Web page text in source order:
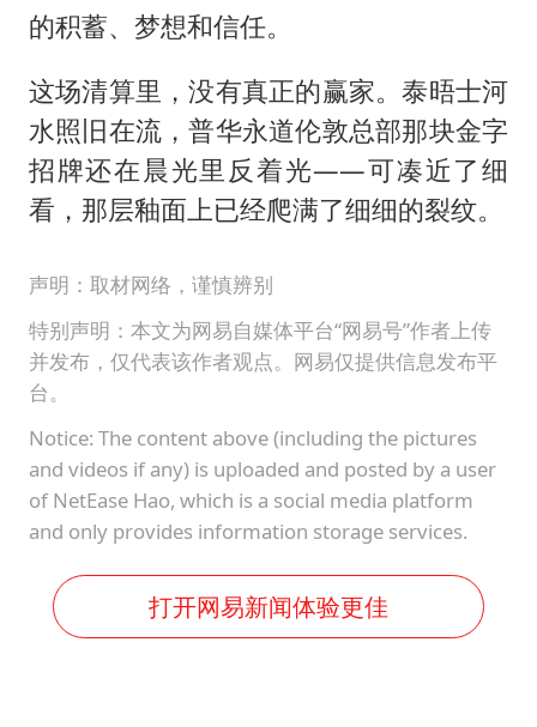
的积蓄、梦想和信任。
这场清算里，没有真正的赢家。泰晤士河
水照旧在流，普华永道伦敦总部那块金字
招牌还在晨光里反着光——可凑近了细
看，那层釉面上已经爬满了细细的裂纹。
声明：取材网络，谨慎辨别
特别声明：本文为网易自媒体平台“网易号”作者上传
并发布，仅代表该作者观点。网易仅提供信息发布平
台。
Notice: The content above (including the pictures
and videos if any) is uploaded and posted by a user
of NetEase Hao, which is a social media platform
and only provides information storage services.
打开网易新闻体验更佳